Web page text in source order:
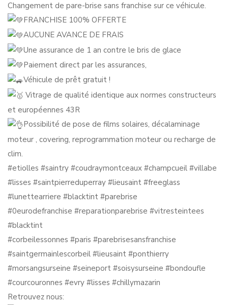
Changement de pare-brise sans franchise sur ce véhicule.
FRANCHISE 100% OFFERTE
AUCUNE AVANCE DE FRAIS
Une assurance de 1 an contre le bris de glace
Paiement direct par les assurances,
Véhicule de prêt gratuit !
Vitrage de qualité identique aux normes constructeurs
et européennes 43R
Possibilité de pose de films solaires, décalaminage
moteur , covering, reprogrammation moteur ou recharge de
clim.
#etiolles #saintry #coudraymontceaux #champcueil #villabe
#lisses #saintpierreduperray #lieusaint #freeglass
#lunettearriere #blacktint #parebrise
#0eurodefranchise #reparationparebrise #vitresteintees
#blacktint
#corbeilessonnes #paris #parebrisesansfranchise
#saintgermainlescorbeil #lieusaint #ponthierry
#morsangsurseine #seineport #soisysurseine #bondoufle
#courcouronnes #evry #lisses #chillymazarin
Retrouvez nous: